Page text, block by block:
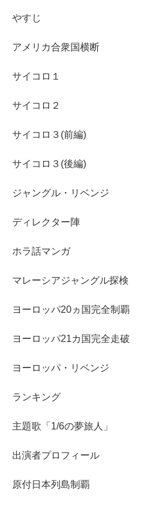
やすじ
アメリカ合衆国横断
サイコロ１
サイコロ２
サイコロ３(前編)
サイコロ３(後編)
ジャングル・リベンジ
ディレクター陣
ホラ話マンガ
マレーシアジャングル探検
ヨーロッパ20ヵ国完全制覇
ヨーロッパ21カ国完全走破
ヨーロッパ・リベンジ
ランキング
主題歌「1/6の夢旅人」
出演者プロフィール
原付日本列島制覇